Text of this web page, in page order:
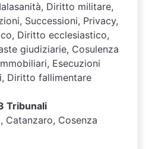
Diritto militare,
Successioni, Privacy,
Diritto ecclesiastico,
giudiziarie, Cosulenza
Esecuzioni
Diritto fallimentare
Tribunali
Catanzaro, Cosenza